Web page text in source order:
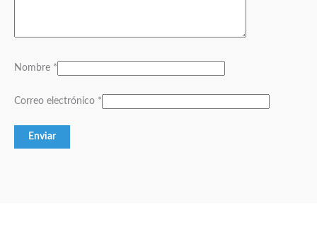
Nombre *
Correo electrónico *